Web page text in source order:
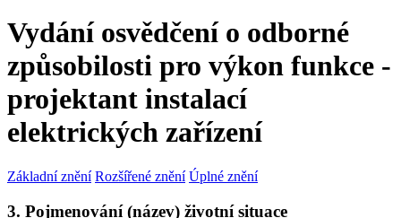
Vydání osvědčení o odborné
způsobilosti pro výkon funkce -
projektant instalací
elektrických zařízení
Základní znění Rozšířené znění Úplné znění
3. Pojmenování (název) životní situace